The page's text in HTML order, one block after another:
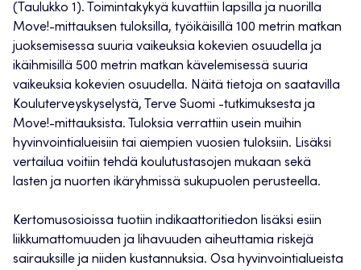
(Taulukko 1). Toimintakykyä kuvattiin lapsilla ja nuorilla
Move!-mittauksen tuloksilla, työikäisillä 100 metrin matkan
juoksemisessa suuria vaikeuksia kokevien osuudella ja
ikäihmisillä 500 metrin matkan kävelemisessä suuria
vaikeuksia kokevien osuudella. Näitä tietoja on saatavilla
Kouluterveyskyselystä, Terve Suomi -tutkimuksesta ja
Move!-mittauksista. Tuloksia verrattiin usein muihin
hyvinvointialueisiin tai aiempien vuosien tuloksiin. Lisäksi
vertailua voitiin tehdä koulutustasojen mukaan sekä
lasten ja nuorten ikäryhmissä sukupuolen perusteella.
Kertomusosioissa tuotiin indikaattoritiedon lisäksi esiin
liikkumattomuuden ja lihavuuden aiheuttamia riskejä
sairauksille ja niiden kustannuksia. Osa hyvinvointialueista